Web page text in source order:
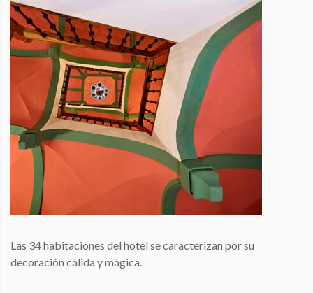
Las 34 habitaciones del hotel se caracterizan por su
decoración cálida y mágica.